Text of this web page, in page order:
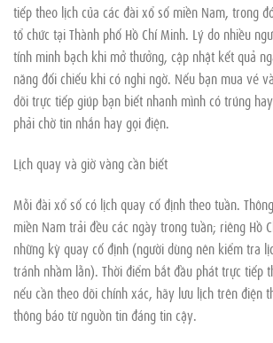
tiếp theo lịch của các đài xổ số miền Nam, trong
tổ chức tại Thành phố Hồ Chí Minh. Lý do nhiều
tính minh bạch khi mở thưởng, cập nhật kết quả
năng đối chiếu khi có nghi ngờ. Nếu bạn mua vé
dõi trực tiếp giúp bạn biết nhanh mình có trúng
phải chờ tin nhắn hay gọi điện.
Lịch quay và giờ vàng cần biết
Mỗi đài xổ số có lịch quay cố định theo tuần.
miền Nam trải đều các ngày trong tuần; riêng Hồ
những kỳ quay cố định (người dùng nên kiểm tra
tránh nhầm lẫn). Thời điểm bắt đầu phát trực tiếp
nếu cần theo dõi chính xác, hãy lưu lịch trên điện
thông báo từ nguồn tin đáng tin cậy.